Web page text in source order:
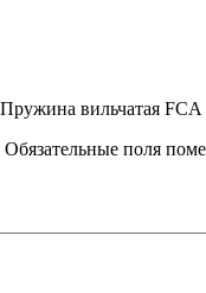
вильчатая
Обязательные поля